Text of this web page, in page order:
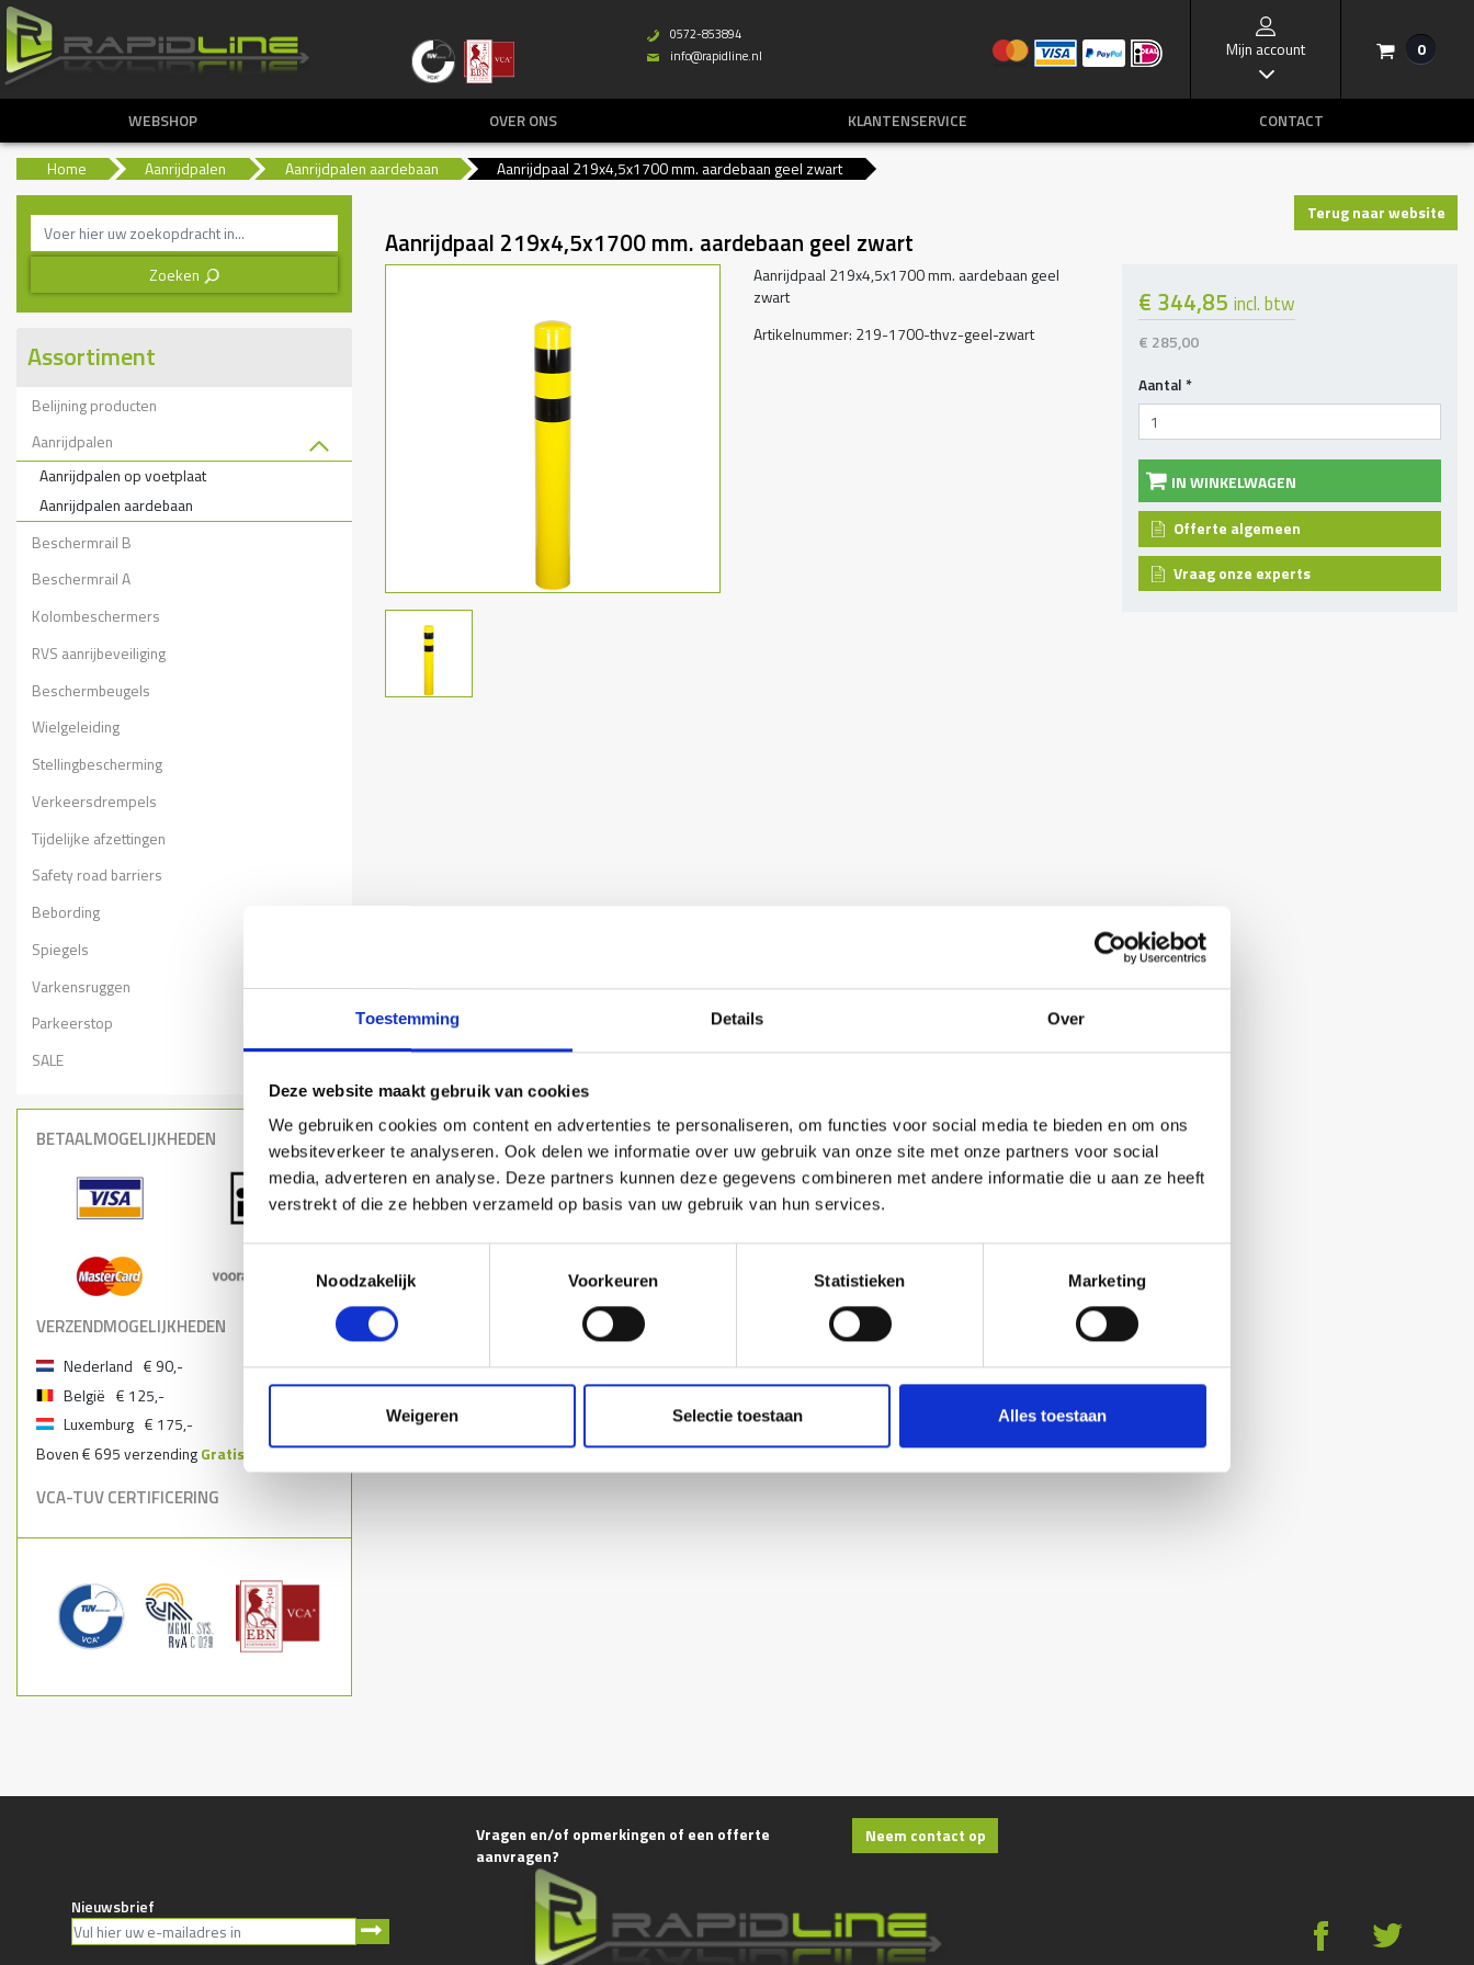
Toestemming Details Over
Deze website maakt gebruik van cookies
We gebruiken cookies om content en advertenties te personaliseren, om functies voor social media te bieden en om ons
websiteverkeer te analyseren. Ook delen we informatie over uw gebruik van onze site met onze partners voor social
media, adverteren en analyse. Deze partners kunnen deze gegevens combineren met andere informatie die u aan ze heeft
verstrekt of die ze hebben verzameld op basis van uw gebruik van hun services.
Noodzakelijk
Voorkeuren Statistieken Marketing
Weigeren Selectie toestaan Alles toestaan
b 0572-853894
% info@rapidline.nl Mijn account
I
/ 0
WEBSHOP OVER ONS KLANTENSERVICE CONTACT
Home Aanrijdpalen Aanrijdpalen aardebaan Aanrijdpaal 219x4,5x1700 mm. aardebaan geel zwart
Zoeken 3
Assortiment
Belijning producten
Aanrijdpalen
Aanrijdpalen op voetplaat
Aanrijdpalen aardebaan
Beschermrail B
Beschermrail A
Kolombeschermers
RVS aanrijbeveiliging
Beschermbeugels
Wielgeleiding
Stellingbescherming
Verkeersdrempels
Tijdelijke afzettingen
Safety road barriers
Bebording
Spiegels
Varkensruggen
Parkeerstop
SALE
BETAALMOGELIJKHEDEN
VERZENDMOGELIJKHEDEN
Nederland € 90,-
België € 125,-
Luxemburg € 175,-
Boven € 695 verzendingGratis
VCA-TUV CERTIFICERING
Terug naar website
Aanrijdpaal 219x4,5x1700 mm. aardebaan geel zwart
Aanrijdpaal 219x4,5x1700 mm. aardebaan geel
zwart
Artikelnummer: 219-1700-thvz-geel-zwart
€ 344,85 incl. btw
€ 285,00
Aantal*
IN WINKELWAGEN
Offerte algemeen
Vraag onze experts
Vragen en/of opmerkingen of een offerte
aanvragen?
Neem contact op
Nieuwsbrief
g *